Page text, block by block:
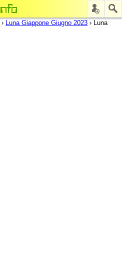
› Luna Giappone Giugno 2023 › Luna